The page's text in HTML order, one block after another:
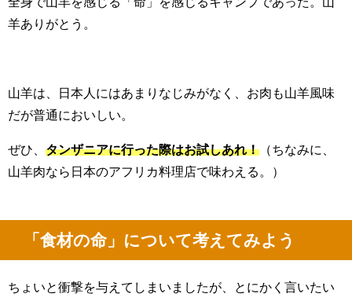
羊ありがとう。
山羊は、日本人にはあまりなじみがなく、お肉も山羊風味
だが普通においしい。
ぜひ、 タンザニアに行った際はお試しあれ！ （ちなみに、
山羊肉なら日本のアフリカ料理店で味わえる。）
「食材の命」について考えてみよう
ちょいと衝撃を与えてしまいましたが、とにかく言いたい